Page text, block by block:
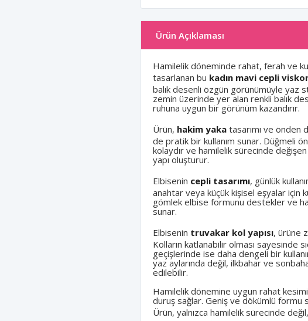
Ürün Açıklaması
Hamilelik döneminde rahat, ferah ve
tasarlanan bu kadın mavi cepli
balık desenli özgün görünümüyle yaz
zemin üzerinde yer alan renkli balık
ruhuna uygun bir görünüm kazandırır.
Ürün, hakim yaka tasarımı ve önden
de pratik bir kullanım sunar. Düğmeli
kolaydır ve hamilelik sürecinde
yapı oluşturur.
Elbisenin cepli tasarımı, günlük
anahtar veya küçük kişisel eşyalar için
gömlek elbise formunu destekler ve
sunar.
Elbisenin truvakar kol yapısı, ürüne
Kolların katlanabilir olması sayesinde
geçişlerinde ise daha dengeli bir
yaz aylarında değil, ilkbahar ve
edilebilir.
Hamilelik dönemine uygun rahat
duruş sağlar. Geniş ve dökümlü
Ürün, yalnızca hamilelik sürecinde değil,